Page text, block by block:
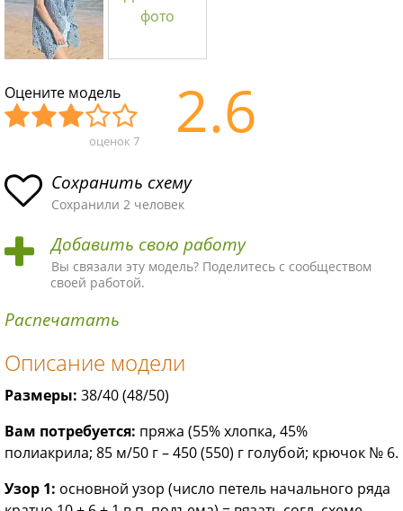
фото
Оцените модель
асн
ая
ма
пло
хая
ма
ыч
ная
ма
Хор
ая
ма
Отл
ая
ма!
оценок 7 2.6
Сохранить схему
Сохранили 2 человек
Добавить свою работу
Вы связали эту модель? Поделитесь с сообществом
своей работой.
Распечатать
Описание модели
Размеры: 38/40 (48/50)
Вам потребуется: пряжа (55% хлопка, 45%
полиакрила; 85 м/50 г – 450 (550) г голубой; крючок № 6.
Узор 1: основной узор (число петель начального ряда